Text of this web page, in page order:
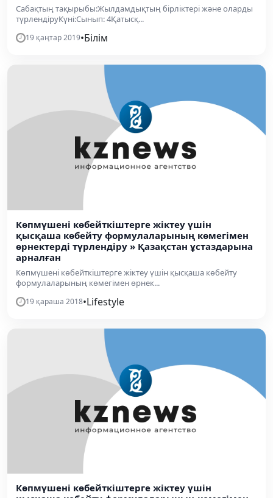
Сабақтың тақырыбы:Жылдамдықтың бірліктері және оларды
түрлендіруКүні:Сынып: 4Қатысқ...
19 қаңтар 2019•Білім
Көпмүшені көбейткіштерге жіктеу үшін
қысқаша көбейту формулаларының көмегімен
өрнектерді түрлендіру » Қазақстан ұстаздарына
арналған
Көпмүшені көбейткіштерге жіктеу үшін қысқаша көбейту
формулаларының көмегімен өрнек...
19 қараша 2018•Lifestyle
Көпмүшені көбейткіштерге жіктеу үшін